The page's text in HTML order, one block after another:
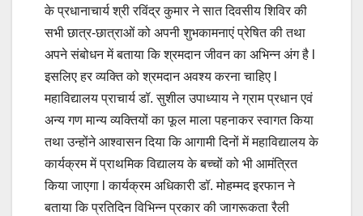
के प्रधानाचार्य श्री रविंद्र कुमार ने सात दिवसीय शिविर की
सभी छात्र-छात्राओं को अपनी शुभकामनाएं प्रेषित की तथा
अपने संबोधन में बताया कि श्रमदान जीवन का अभिन्न अंग है l
इसलिए हर व्यक्ति को श्रमदान अवश्य करना चाहिए l
महाविद्यालय प्राचार्य डॉ. सुशील उपाध्याय ने ग्राम प्रधान एवं
अन्य गण मान्य व्यक्तियों का फूल माला पहनाकर स्वागत किया
तथा उन्होंने आश्वासन दिया कि आगामी दिनों में महाविद्यालय के
कार्यक्रम में प्राथमिक विद्यालय के बच्चों को भी आमंत्रित
किया जाएगा l कार्यक्रम अधिकारी डॉ. मोहम्मद इरफान ने
बताया कि प्रतिदिन विभिन्न प्रकार की जागरूकता रैली